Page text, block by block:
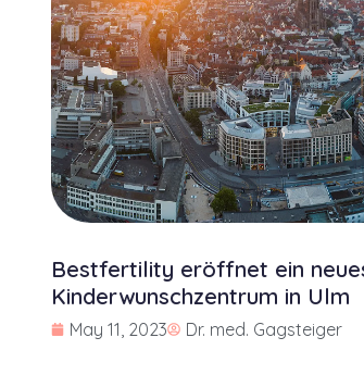
Bestfertility eröffnet ein
Kinderwunschzentrum in Ulm
May 11, 2023 Dr. med. Gagsteiger